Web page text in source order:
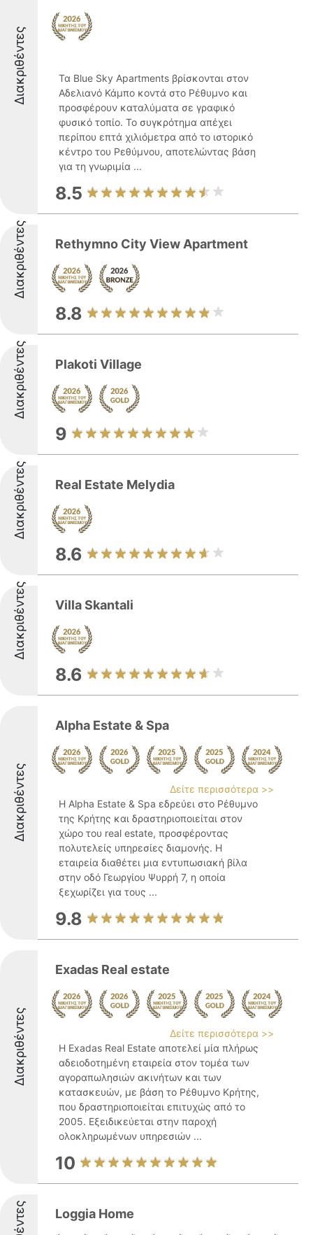
Διακριθέντες
Τα Blue Sky Apartments βρίσκονται στον
Αδελιανό Κάμπο κοντά στο Ρέθυμνο και
προσφέρουν καταλύματα σε γραφικό
φυσικό τοπίο. Το συγκρότημα απέχει
περίπου επτά χιλιόμετρα από το ιστορικό
κέντρο του Ρεθύμνου, αποτελώντας βάση
για τη γνωριμία ...
8.5
Διακριθέντες Rethymno City View Apartment
8.8
Διακριθέντες Plakoti Village
9
Διακριθέντες Real Estate Melydia
8.6
Διακριθέντες Villa Skantali
8.6
Διακριθέντες
Alpha Estate & Spa
Δείτε περισσότερα >>
Η Alpha Estate & Spa εδρεύει στο Ρέθυμνο
της Κρήτης και δραστηριοποιείται στον
χώρο του real estate, προσφέροντας
πολυτελείς υπηρεσίες διαμονής. Η
εταιρεία διαθέτει μια εντυπωσιακή βίλα
στην οδό Γεωργίου Ψυρρή 7, η οποία
ξεχωρίζει για τους ...
9.8
Διακριθέντες
Exadas Real estate
Δείτε περισσότερα >>
Η Exadas Real Estate αποτελεί μία πλήρως
αδειοδοτημένη εταιρεία στον τομέα των
αγοραπωλησιών ακινήτων και των
κατασκευών, με βάση το Ρέθυμνο Κρήτης,
που δραστηριοποιείται επιτυχώς από το
2005. Εξειδικεύεται στην παροχή
ολοκληρωμένων υπηρεσιών ...
10
Loggia Home